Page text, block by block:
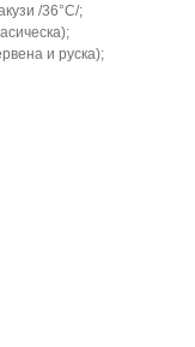
/36°C/;
и руска);